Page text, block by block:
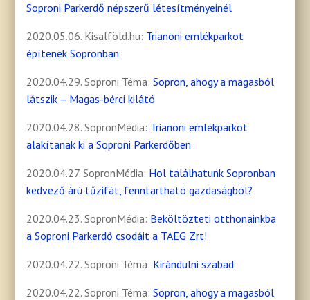
Soproni Parkerdő népszerű létesítményeinél
2020.05.06. Kisalföld.hu: Trianoni emlékparkot
építenek Sopronban
2020.04.29. Soproni Téma:Sopron, ahogy a magasból
látszik – Magas-bérci kilátó
2020.04.28. SopronMédia: Trianoni emlékparkot
alakítanak ki a Soproni Parkerdőben
2020.04.27. SopronMédia: Hol találhatunk Sopronban
kedvező árú tűzifát, fenntartható gazdaságból?
2020.04.23. SopronMédia: Beköltözteti otthonainkba
a Soproni Parkerdő csodáit a TAEG Zrt!
2020.04.22. Soproni Téma: Kirándulni szabad
2020.04.22. Soproni Téma:Sopron, ahogy a magasból